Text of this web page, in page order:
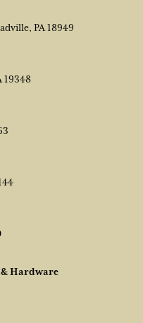
PA 18949
19348
Hardware